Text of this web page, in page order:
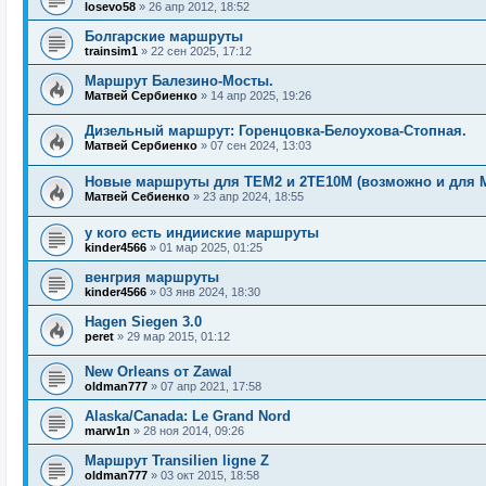
losevo58 » 26 апр 2012, 18:52
Болгарские маршруты
trainsim1 » 22 сен 2025, 17:12
Маршрут Балезино-Мосты.
Матвей Сербиенко » 14 апр 2025, 19:26
Дизельный маршрут: Горенцовка-Белоухова-Стопная.
Матвей Сербиенко » 07 сен 2024, 13:03
Новые маршруты для ТЕМ2 и 2ТЕ10М (возможно и для
Матвей Себиенко » 23 апр 2024, 18:55
у кого есть индииские маршруты
kinder4566 » 01 мар 2025, 01:25
венгрия маршруты
kinder4566 » 03 янв 2024, 18:30
Hagen Siegen 3.0
peret » 29 мар 2015, 01:12
New Orleans от Zawal
oldman777 » 07 апр 2021, 17:58
Alaska/Canada: Le Grand Nord
marw1n » 28 ноя 2014, 09:26
Маршрут Transilien ligne Z
oldman777 » 03 окт 2015, 18:58